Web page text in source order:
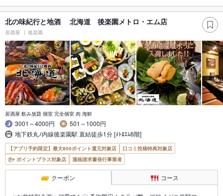
北の味紀行と地酒 北海道 後楽園メトロ・エム店
居酒屋 後楽園
居酒屋 飲み放題 個室 完全個室 肉 海鮮
3001～4000円
501～1000円
地下鉄丸ﾉ内線後楽園駅 直結徒歩1分 [ﾒﾄﾛｴﾑ6階]
【アプリ予約限定】最大800ポイント還元対象店
口コミ投稿特典対象店
ポイントプラス対象店
適格請求書発行事業者
クーポン コース